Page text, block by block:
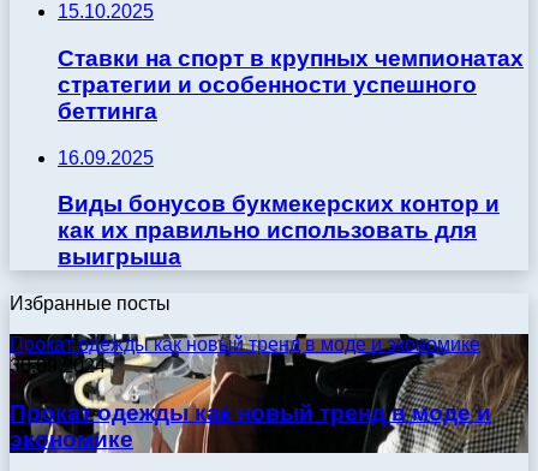
15.10.2025
Ставки на спорт в крупных чемпионатах
стратегии и особенности успешного
беттинга
16.09.2025
Виды бонусов букмекерских контор и
как их правильно использовать для
выигрыша
Избранные посты
Прокат одежды как новый тренд в моде и экономике
30.09.2024
Прокат одежды как новый тренд в моде и
экономике